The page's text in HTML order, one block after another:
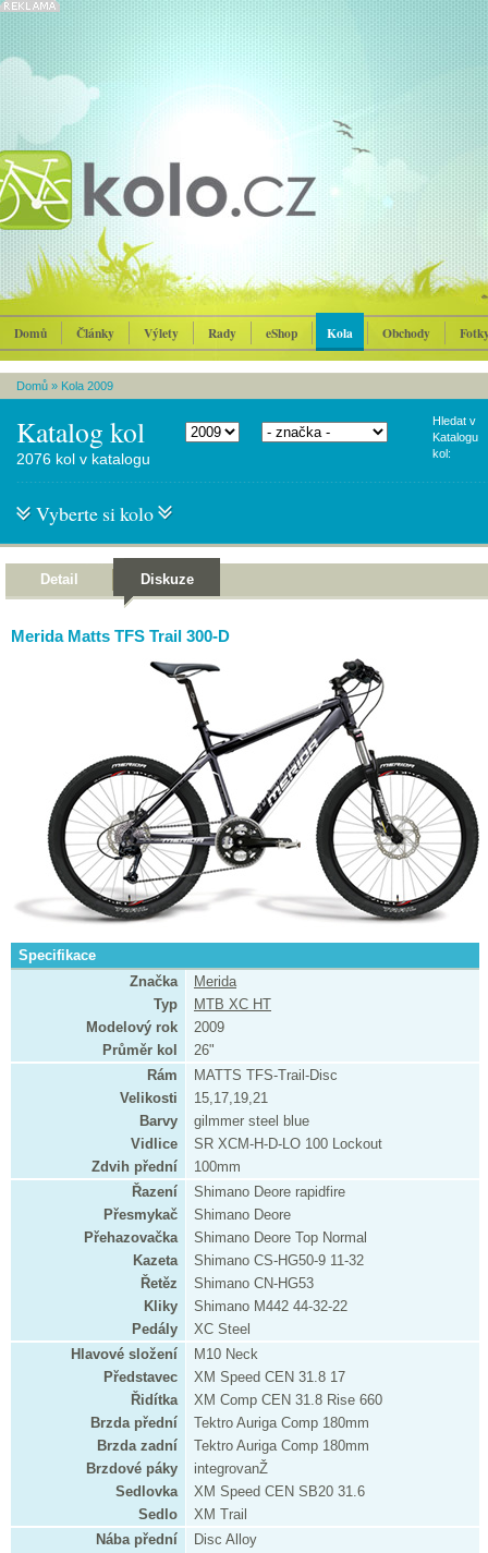
Domů Články Výlety Rady eShop Kola Obchody
Domů » Kola 2009
Katalog kol
Hledat v
Katalogu
kol:
2076 kol v katalogu
Vyberte si kolo
Detail Diskuze
Merida Matts TFS Trail 300-D
Specifikace
Značka
Merida
Typ
MTB XC HT
Modelový rok
2009
Průměr kol
26"
Rám
MATTS TFS-Trail-Disc
Velikosti
15,17,19,21
Barvy
gilmmer steel blue
Vidlice
SR XCM-H-D-LO 100 Lockout
Zdvih přední
100mm
Řazení
Shimano Deore rapidfire
Přesmykač
Shimano Deore
Přehazovačka
Shimano Deore Top Normal
Kazeta
Shimano CS-HG50-9 11-32
Řetěz
Shimano CN-HG53
Kliky
Shimano M442 44-32-22
Pedály
XC Steel
Hlavové složení
M10 Neck
Představec
XM Speed CEN 31.8 17
Řidítka
XM Comp CEN 31.8 Rise 660
Brzda přední
Tektro Auriga Comp 180mm
Brzda zadní
Tektro Auriga Comp 180mm
Brzdové páky
integrovanŽ
Sedlovka
XM Speed CEN SB20 31.6
Sedlo
XM Trail
Nába přední
Disc Alloy